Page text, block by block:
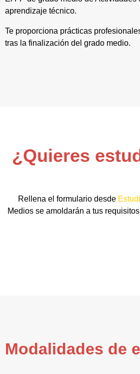
aprendizaje técnico.
Te proporciona prácticas
tras la finalización del grado medio.
¿Quieres
Rellena el formulario desde
Medios se amoldarán a tus
Modalidades de